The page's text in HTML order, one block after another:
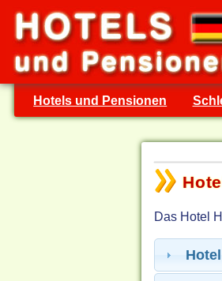
Hotels und Pensionen
Das Hotel